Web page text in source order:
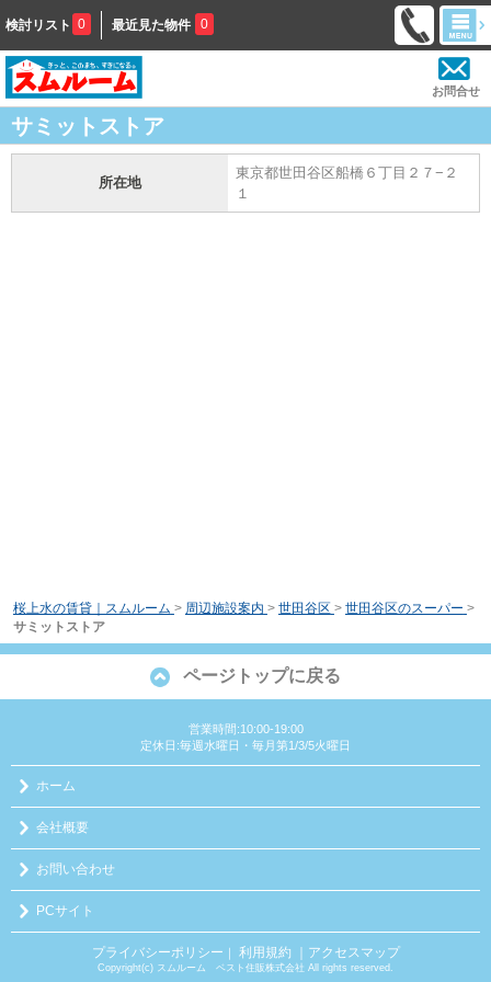
検討リスト 0 最近見た物件 0
お問合せ
サミットストア
所在地
東京都世田谷区船橋６丁目２７−２
１
桜上水の賃貸｜スムルーム > 周辺施設案内 > 世田谷区 > 世田谷区のスーパー >
サミットストア
ページトップに戻る
営業時間:10:00-19:00
定休日:毎週水曜日・毎月第1/3/5火曜日
ホーム
会社概要
お問い合わせ
PCサイト
プライバシーポリシー ｜ 利用規約 ｜アクセスマップ
Copyright(c) スムルーム ベスト住販株式会社 All rights reserved.